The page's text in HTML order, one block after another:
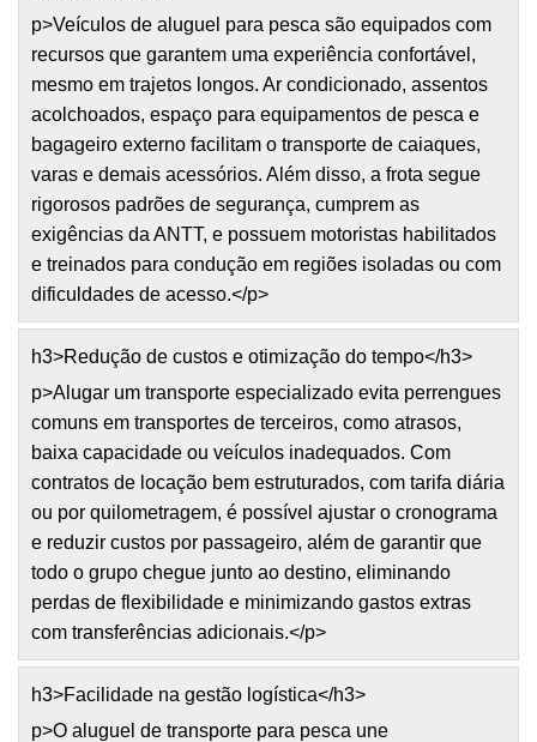
p>Veículos de aluguel para pesca são equipados com
recursos que garantem uma experiência confortável,
mesmo em trajetos longos. Ar condicionado, assentos
acolchoados, espaço para equipamentos de pesca e
bagageiro externo facilitam o transporte de caiaques,
varas e demais acessórios. Além disso, a frota segue
rigorosos padrões de segurança, cumprem as
exigências da ANTT, e possuem motoristas habilitados
e treinados para condução em regiões isoladas ou com
dificuldades de acesso.</p>
h3>Redução de custos e otimização do tempo</h3>
p>Alugar um transporte especializado evita perrengues
comuns em transportes de terceiros, como atrasos,
baixa capacidade ou veículos inadequados. Com
contratos de locação bem estruturados, com tarifa diária
ou por quilometragem, é possível ajustar o cronograma
e reduzir custos por passageiro, além de garantir que
todo o grupo chegue junto ao destino, eliminando
perdas de flexibilidade e minimizando gastos extras
com transferências adicionais.</p>
h3>Facilidade na gestão logística</h3>
p>O aluguel de transporte para pesca une